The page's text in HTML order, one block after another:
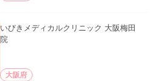
いびきメディカルクリニック 大阪梅田
院
大阪府